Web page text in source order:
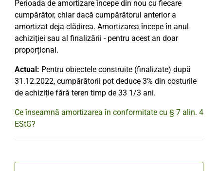
Perioada de amortizare începe din nou cu fiecare
cumpărător, chiar dacă cumpărătorul anterior a
amortizat deja clădirea. Amortizarea începe în anul
achiziției sau al finalizării - pentru acest an doar
proporțional.
Actual: Pentru obiectele construite (finalizate) după
31.12.2022, cumpărătorii pot deduce 3% din costurile
de achiziție fără teren timp de 33 1/3 ani.
Ce înseamnă amortizarea în conformitate cu § 7 alin. 4
EStG?